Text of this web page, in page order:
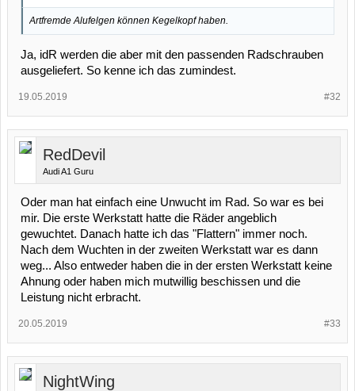
Artfremde Alufelgen können Kegelkopf haben.
Ja, idR werden die aber mit den passenden Radschrauben
ausgeliefert. So kenne ich das zumindest.
#32
19.05.2019
RedDevil
Audi A1 Guru
Oder man hat einfach eine Unwucht im Rad. So war es bei
mir. Die erste Werkstatt hatte die Räder angeblich
gewuchtet. Danach hatte ich das "Flattern" immer noch.
Nach dem Wuchten in der zweiten Werkstatt war es dann
weg... Also entweder haben die in der ersten Werkstatt keine
Ahnung oder haben mich mutwillig beschissen und die
Leistung nicht erbracht.
#33
20.05.2019
NightWing